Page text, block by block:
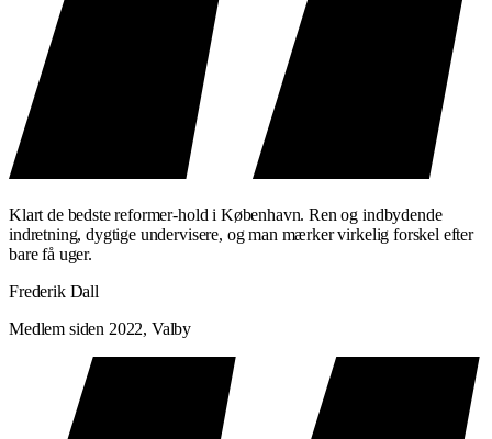
Klart de bedste reformer-hold i København. Ren og indbydende
indretning, dygtige undervisere, og man mærker virkelig forskel efter
bare få uger.
Frederik Dall
Medlem siden 2022, Valby